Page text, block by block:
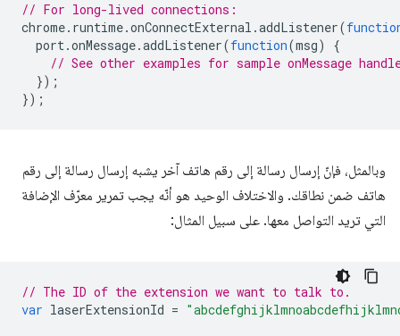
// For long-lived connections:
chrome. runtime.onConnectExternal .addListener(
port.onMessage.addListener(function(msg)
{
// See other examples for sample onMessage
});
});
وبالمثل، فإنّ إرسال رسالة إلى رقم هاتف آخر يشبه إرسال رسالة إلى رقم
هاتف ضمن نطاقك. والاختلاف الوحيد هو أنّه يجب تمرير معرّف الإضافة
التي تريد التواصل معها. على سبيل المثال:
// The ID of the extension we want to talk to.
var laserExtensionId =